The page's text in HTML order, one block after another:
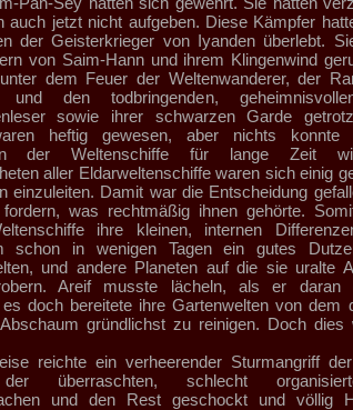
auch jetzt nicht aufgeben. Diese Kämpfer
der Geisterkrieger von Iyanden überlebt.
von Saim-Hann und ihrem Klingenwind
dem Feuer der Weltenwanderer, der
und den todbringenden,
sowie ihrer schwarzen Garde
heftig gewesen, aber nichts konnte
der Weltenschiffe für lange Zeit
aller Eldarweltenschiffe waren sich einig
einzuleiten. Damit war die Entscheidung
was rechtmäßig ihnen gehörte.
ihre kleinen, internen
schon in wenigen Tagen ein gutes
und andere Planeten auf die sie uralte
Areif musste lächeln, als er daran
es doch bereitete ihre Gartenwelten von dem
gründlichst zu reinigen. Doch dies
reichte ein verheerender Sturmangriff
überraschten, schlecht
und den Rest geschockt und völlig